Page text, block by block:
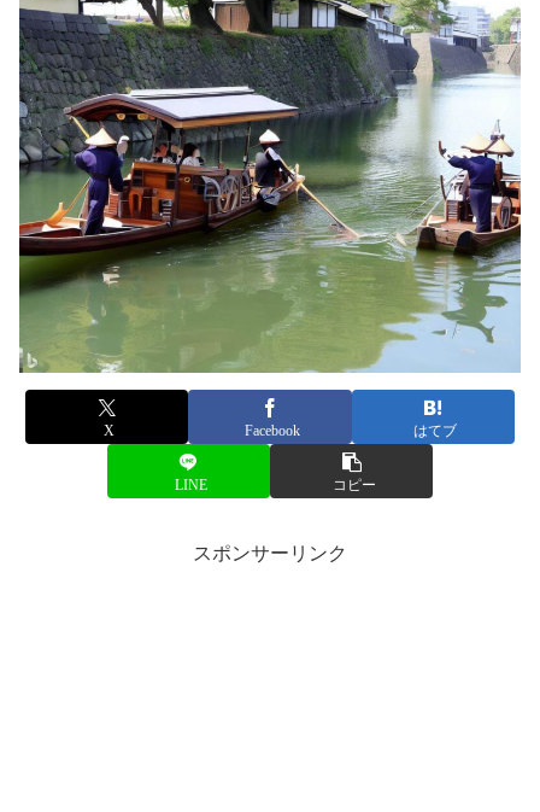
X Facebook はてブ
LINE コピー
スポンサーリンク